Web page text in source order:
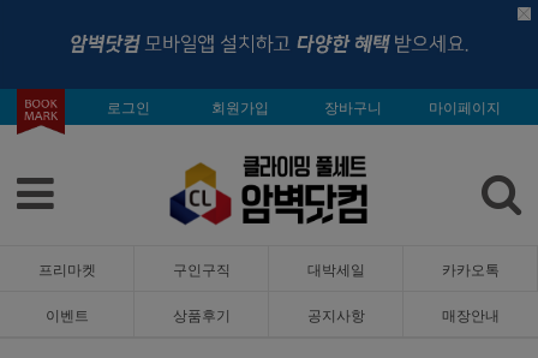
로그인 회원가입 장바구니 마이페이지
프리마켓 구인구직 대박세일 카카오톡
이벤트 상품후기 공지사항 매장안내